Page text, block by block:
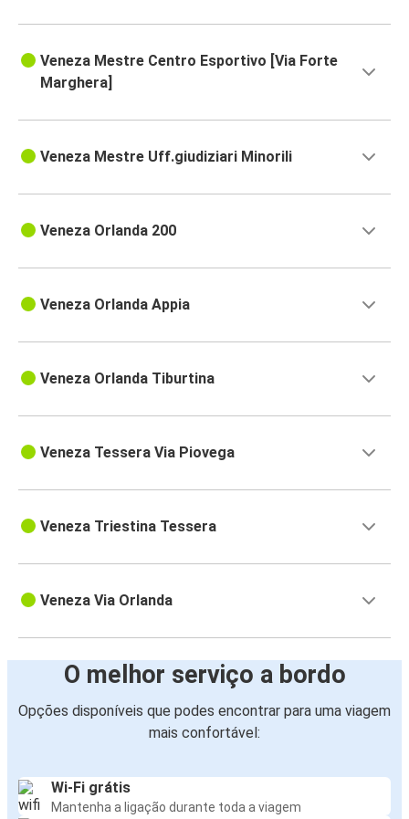
Veneza Mestre Centro Esportivo [Via Forte
Marghera]
Veneza Mestre Uff.giudiziari Minorili
Veneza Orlanda 200
Veneza Orlanda Appia
Veneza Orlanda Tiburtina
Veneza Tessera Via Piovega
Veneza Triestina Tessera
Veneza Via Orlanda
O melhor serviço a bordo
Opções disponíveis que podes encontrar para uma viagem
mais confortável:
Wi-Fi grátis
Mantenha a ligação durante toda a viagem